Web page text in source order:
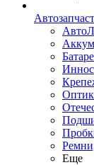
Еще